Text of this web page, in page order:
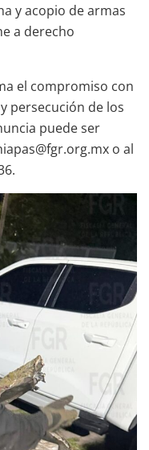
y acopio de armas
a derecho
el compromiso con
persecución de los
puede ser
o al